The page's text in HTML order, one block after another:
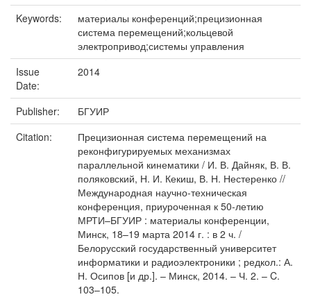
Keywords:
материалы конференций;прецизионная
система перемещений;кольцевой
электропривод;системы управления
Issue
Date:
2014
Publisher:
БГУИР
Citation:
Прецизионная система перемещений на
реконфигурируемых механизмах
параллельной кинематики / И. В. Дайняк, В. В.
поляковский, Н. И. Кекиш, В. Н. Нестеренко //
Международная научно-техническая
конференция, приуроченная к 50-летию
МРТИ–БГУИР : материалы конференции,
Минск, 18–19 марта 2014 г. : в 2 ч. /
Белорусский государственный университет
информатики и радиоэлектроники ; редкол.: А.
Н. Осипов [и др.]. – Минск, 2014. – Ч. 2. – C.
103–105.